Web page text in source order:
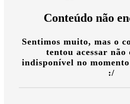
Conteúdo não
Sentimos muito, mas o
tentou acessar não
indisponível no
:/